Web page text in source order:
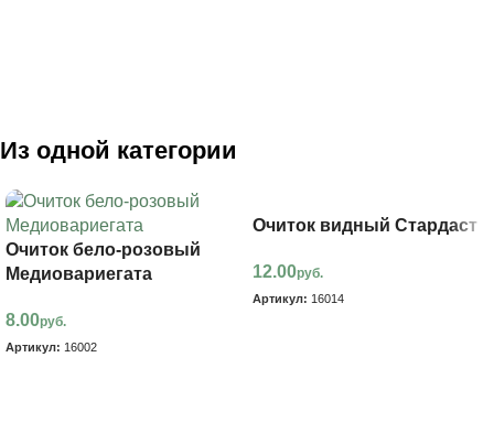
Из одной категории
Очиток бело-розовый
Медиовариегата
8.00руб.
Артикул: 16002
Очиток видный Стардаст
12.00руб.
Артикул: 16014